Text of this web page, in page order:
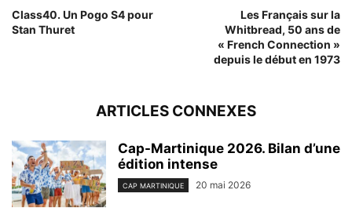
Class40. Un Pogo S4 pour
Stan Thuret
Les Français sur la
Whitbread, 50 ans de
« French Connection »
depuis le début en 1973
ARTICLES CONNEXES
Cap-Martinique 2026. Bilan d’une
édition intense
CAP MARTINIQUE 20 mai 2026